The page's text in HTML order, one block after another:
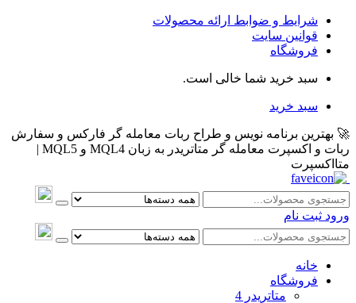
شرایط و ضوابط ارائه محصولات
قوانین سایت
فروشگاه
سبد خرید شما خالی است.
سبد خرید
🚀 بهترین برنامه نویس و طراح ربات معامله گر فارکس و سفارش
ربات و اکسپرت معامله گر متاتریدر به زبان MQL4 و MQL5 |
متااکسپرت
ورود ثبت نام
خانه
فروشگاه
متاتريدر 4